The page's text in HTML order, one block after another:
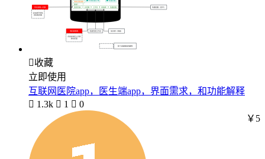
收藏
立即使用
互联网医院app，医生端app，界面需求，和功能解释
 1.3k  1  0
￥5